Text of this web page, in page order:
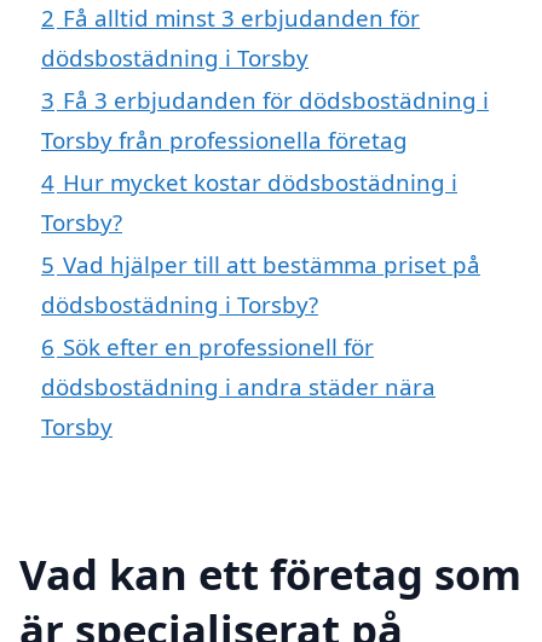
2 Få alltid minst 3 erbjudanden för
dödsbostädning i Torsby
3 Få 3 erbjudanden för dödsbostädning i
Torsby från professionella företag
4 Hur mycket kostar dödsbostädning i
Torsby?
5 Vad hjälper till att bestämma priset på
dödsbostädning i Torsby?
6 Sök efter en professionell för
dödsbostädning i andra städer nära
Torsby
Vad kan ett företag som
är specialiserat på